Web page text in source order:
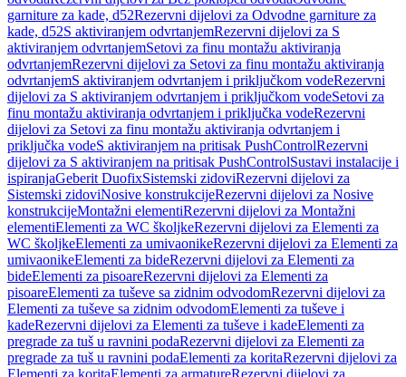
garniture za kade, d52Rezervni dijelovi za Odvodne garniture za
kade, d52S aktiviranjem odvrtanjemRezervni dijelovi za S
aktiviranjem odvrtanjemSetovi za finu montažu aktiviranja
odvrtanjemRezervni dijelovi za Setovi za finu montažu aktiviranja
odvrtanjemS aktiviranjem odvrtanjem i priključkom vodeRezervni
dijelovi za S aktiviranjem odvrtanjem i priključkom vodeSetovi za
finu montažu aktiviranja odvrtanjem i priključka vodeRezervni
dijelovi za Setovi za finu montažu aktiviranja odvrtanjem i
priključka vodeS aktiviranjem na pritisak PushControlRezervni
dijelovi za S aktiviranjem na pritisak PushControlSustavi instalacije i
ispiranjaGeberit DuofixSistemski zidoviRezervni dijelovi za
Sistemski zidoviNosive konstrukcijeRezervni dijelovi za Nosive
konstrukcijeMontažni elementiRezervni dijelovi za Montažni
elementiElementi za WC školjkeRezervni dijelovi za Elementi za
WC školjkeElementi za umivaonikeRezervni dijelovi za Elementi za
umivaonikeElementi za bideRezervni dijelovi za Elementi za
bideElementi za pisoareRezervni dijelovi za Elementi za
pisoareElementi za tuševe sa zidnim odvodomRezervni dijelovi za
Elementi za tuševe sa zidnim odvodomElementi za tuševe i
kadeRezervni dijelovi za Elementi za tuševe i kadeElementi za
pregrade za tuš u ravnini podaRezervni dijelovi za Elementi za
pregrade za tuš u ravnini podaElementi za koritaRezervni dijelovi za
Elementi za koritaElementi za armatureRezervni dijelovi za